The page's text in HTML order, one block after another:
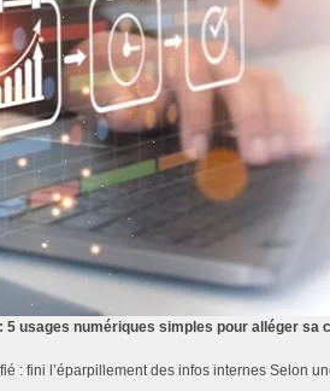
5 usages numériques simples pour alléger sa
: fini l’éparpillement des infos internes Selon